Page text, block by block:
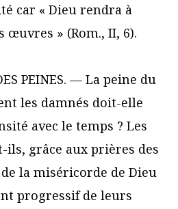
car « Dieu rendra à
œuvres » (Rom., II, 6).
PEINES. — La peine du
les damnés doit-elle
avec le temps ? Les
ils, grâce aux prières des
la miséricorde de Dieu
progressif de leurs